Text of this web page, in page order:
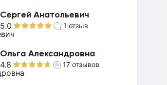
Сергей Анатольевич
5.0 1 отзыв
Ольга Александровна
4.8 17 отзывов